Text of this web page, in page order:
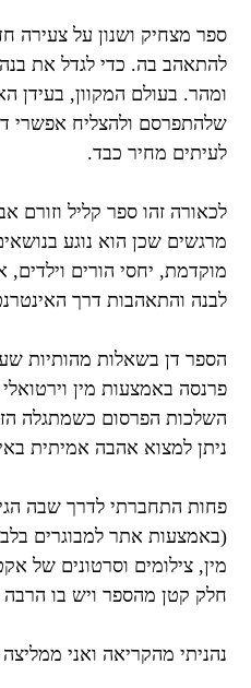
ספר מצחיק ושנון על צעירה
להתאהב בה. כדי לגדל את
ומהר. בעולם המקוון, בעידן
שלהתפרסם ולהצליח אפשרי
לעיתים מחיר כבד.
לכאורה זהו ספר קליל וזורם
מרגשים שכן הוא נוגע
מוקדמת, יחסי הורים
לבנה והתאהבות דרך
הספר דן בשאלות מהותיות
פרנסה באמצעות מין וירטואלי
השלכות הפרסום כשמתגלה
ניתן למצוא אהבה אמיתית
פחות התחברתי לדרך שבה
(באמצעות אתר למבוגרים
מין, צילומים וסרטונים של
חלק קטן מהספר ויש בו
נהניתי מהקריאה ואני